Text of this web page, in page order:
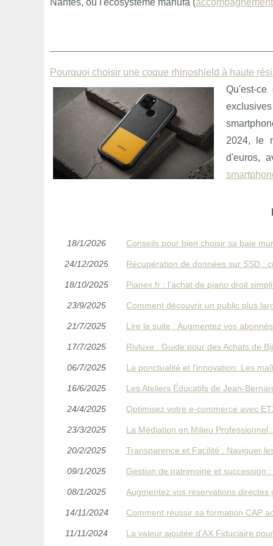
Nantes, où l'écosystème manufa (
Pourquoi choisir une coque rhinoshield à haute
Qu'est-
2024, le
d'euros,
18/1/2026 Conseils pour bien choisir sa baie
24/12/2025 Récupération de données sur SSD :
18/10/2025 Pianex.fr : l'achat de piano droit
23/9/2025 Comment découvrir un public plus
21/7/2025 Lire la suite : Augmentez vos
17/7/2025 Rivluxe : Guide pour des Achats de
06/7/2025 La ponctualité et l'innovation: Les
16/6/2025 Les Ateliers Éducatifs de Jean-
24/4/2025 Optimisez votre e-commerce avec
23/3/2025 La Médiation en Milieu
20/2/2025 Transparence et Facilité : Naviguer
09/1/2025 Gestion de patrimoine et succession
08/1/2025 Augmentez vos réservations directes
14/11/2024 Comment réussir sa formation CAP
11/11/2024 La valeur ajoutée d'AX Fiduciaire